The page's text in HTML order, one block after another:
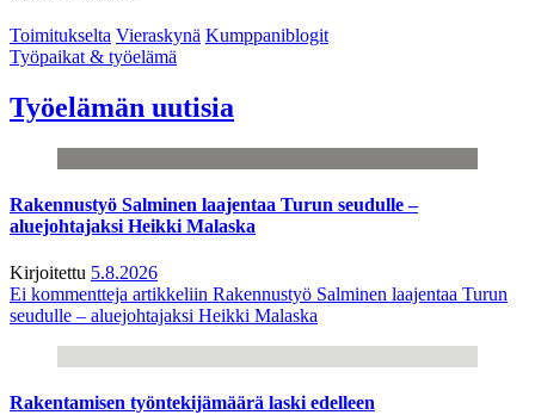
Toimitukselta Vieraskynä Kumppaniblogit
Työpaikat & työelämä
Työelämän uutisia
Rakennustyö Salminen laajentaa Turun seudulle –
aluejohtajaksi Heikki Malaska
Kirjoitettu 5.8.2026
Ei kommentteja artikkeliin Rakennustyö Salminen laajentaa Turun
seudulle – aluejohtajaksi Heikki Malaska
Rakentamisen työntekijämäärä laski edelleen